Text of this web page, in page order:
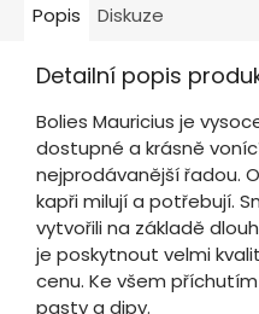
Popis Diskuze
Detailní popis
Bolies Mauricius je
dostupné a krásně
nejprodávanější řadou.
kapři milují a potřebují.
vytvořili na základě
je poskytnout velmi
cenu. Ke všem
pasty a dipy.